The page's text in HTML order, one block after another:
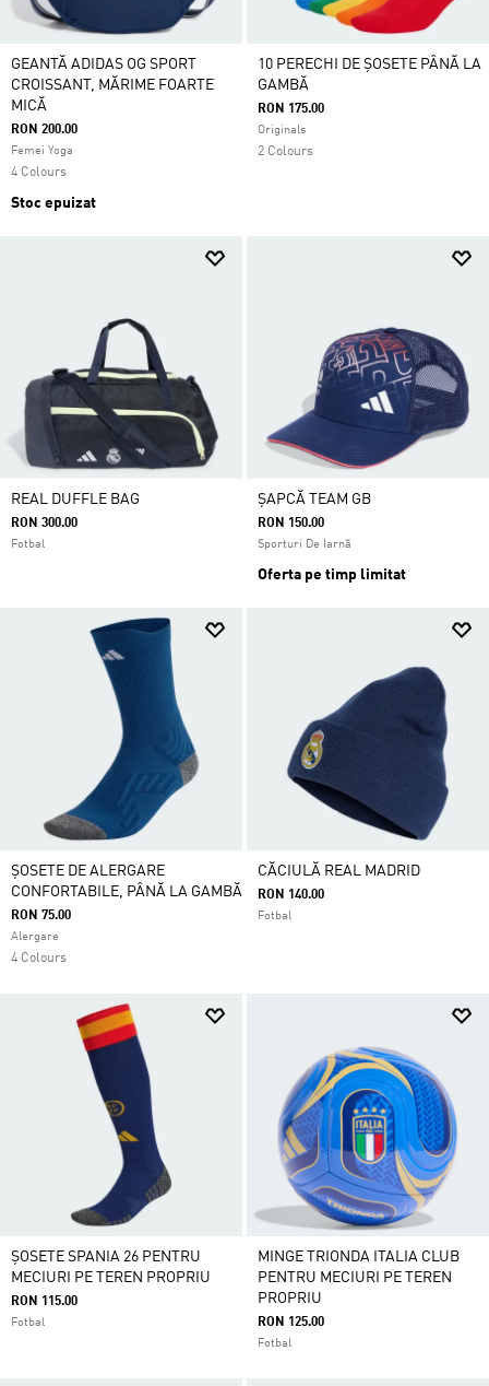
GEANTĂ ADIDAS OG SPORT
CROISSANT, MĂRIME FOARTE
MICĂ
RON 200.00
Femei Yoga
4 Colours
Stoc epuizat
10 PERECHI DE ȘOSETE PÂNĂ LA
GAMBĂ
RON 175.00
Originals
2 Colours
REAL DUFFLE BAG
RON 300.00
Fotbal
ȘAPCĂ TEAM GB
RON 150.00
Sporturi De Iarnă
Oferta pe timp limitat
ȘOSETE DE ALERGARE
CONFORTABILE, PÂNĂ LA GAMBĂ
RON 75.00
Alergare
4 Colours
CĂCIULĂ REAL MADRID
RON 140.00
Fotbal
ȘOSETE SPANIA 26 PENTRU
MECIURI PE TEREN PROPRIU
RON 115.00
Fotbal
MINGE TRIONDA ITALIA CLUB
PENTRU MECIURI PE TEREN
PROPRIU
RON 125.00
Fotbal